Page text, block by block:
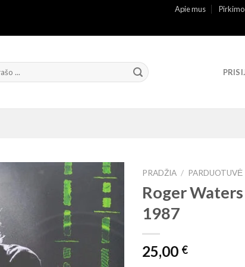
Apie mus
PRADŽIA / PARDUOTUVĖ
Roger
1987
25,00 €